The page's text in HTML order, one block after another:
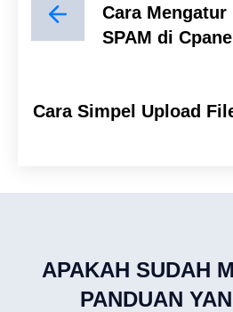
Cara Mengatur
SPAM di Cpanel
Cara Simpel Upload
APAKAH SUDAH
PANDUAN